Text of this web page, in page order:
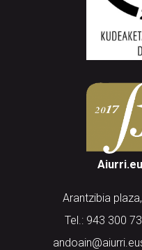
Arantzibia
Tel.: 943 300